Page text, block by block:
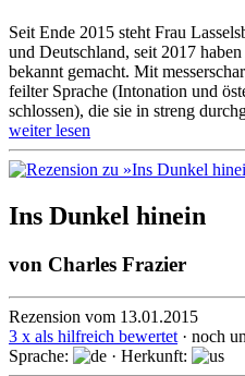
Seit Ende 2015 steht Frau
und Deutsch­land, seit 2017
bekannt gemacht. Mit
feilter Sprache (Intona­tion und
schlossen), die sie in streng
weiter lesen
Ins Dunkel hinein
von Charles Frazier
Rezension vom 13.01.2015
3 x als hilfreich bewertet · noch
Sprache:
· Herkunft: